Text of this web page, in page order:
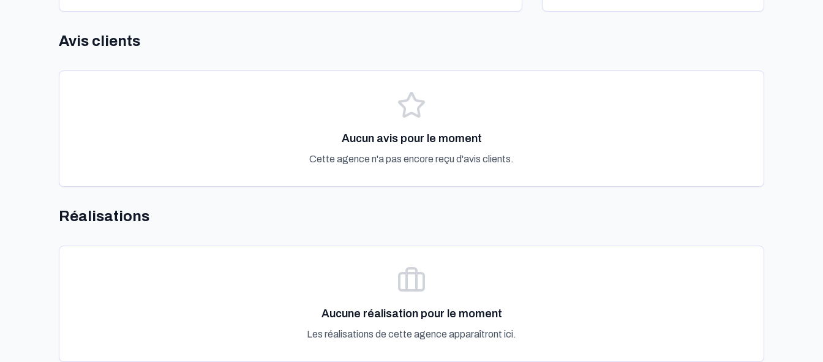
Avis clients
Aucun avis pour le moment
Cette agence n'a pas encore reçu d'avis clients.
Réalisations
Aucune réalisation pour le moment
Les réalisations de cette agence apparaîtront ici.